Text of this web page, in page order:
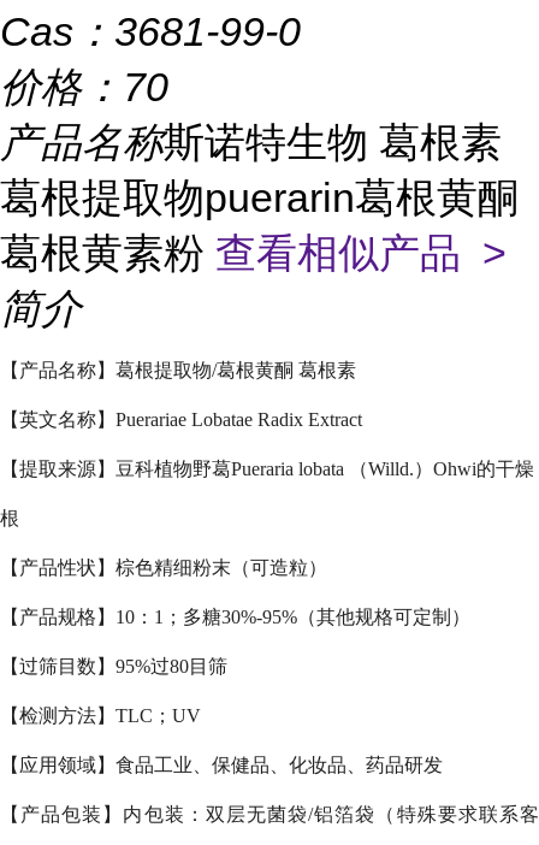
Cas： 3681-99-0
价格： 70
产品名称斯诺特生物 葛根素
葛根提取物puerarin葛根黄酮
葛根黄素粉 查看相似产品 >
简介
【产品名称】葛根提取物/葛根黄酮 葛根素
【英文名称】Puerariae Lobatae Radix Extract
【提取来源】豆科植物野葛Pueraria lobata （Willd.）Ohwi的干燥
根
【产品性状】棕色精细粉末（可造粒）
【产品规格】10：1；多糖30%-95%（其他规格可定制）
【过筛目数】95%过80目筛
【检测方法】TLC；UV
【应用领域】食品工业、保健品、化妆品、药品研发
【产品包装】内包装：双层无菌袋/铝箔袋（特殊要求联系客